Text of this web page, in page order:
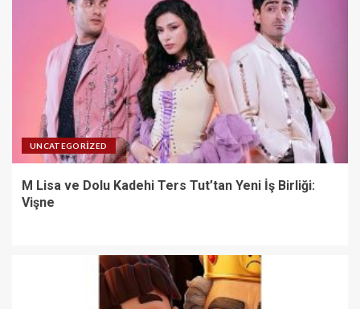
UNCATEGORIZED
M Lisa ve Dolu Kadehi Ters Tut’tan Yeni İş Birliği:
Vişne